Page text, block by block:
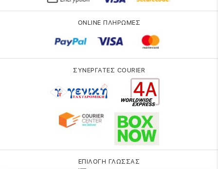
ONLINE ΠΛΗΡΩΜΕΣ
ΣΥΝΕΡΓΑΤΕΣ COURIER
ΕΠΙΛΟΓΗ ΓΛΩΣΣΑΣ